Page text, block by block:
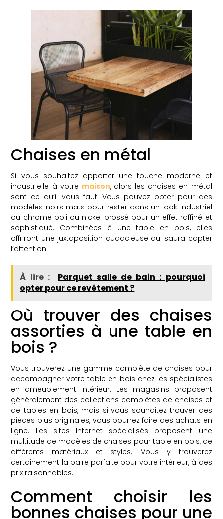
Chaises en métal
Si vous souhaitez apporter une touche moderne et
industrielle à votre maison, alors les chaises en métal
sont ce qu’il vous faut. Vous pouvez opter pour des
modèles noirs mats pour rester dans un look industriel
ou chrome poli ou nickel brossé pour un effet raffiné et
sophistiqué. Combinées à une table en bois, elles
offriront une juxtaposition audacieuse qui saura capter
l’attention.
À lire :
Parquet salle de bain : pourquoi
opter pour ce revêtement ?
Où trouver des chaises
assorties à une table en
bois ?
Vous trouverez une gamme complète de chaises pour
accompagner votre table en bois chez les spécialistes
en ameublement intérieur. Les magasins proposent
généralement des collections complètes de chaises et
de tables en bois, mais si vous souhaitez trouver des
pièces plus originales, vous pourrez faire des achats en
ligne. Les sites Internet spécialisés proposent une
multitude de modèles de chaises pour table en bois, de
différents matériaux et styles. Vous y trouverez
certainement la paire parfaite pour votre intérieur, à des
prix raisonnables.
Comment choisir les
bonnes chaises pour une